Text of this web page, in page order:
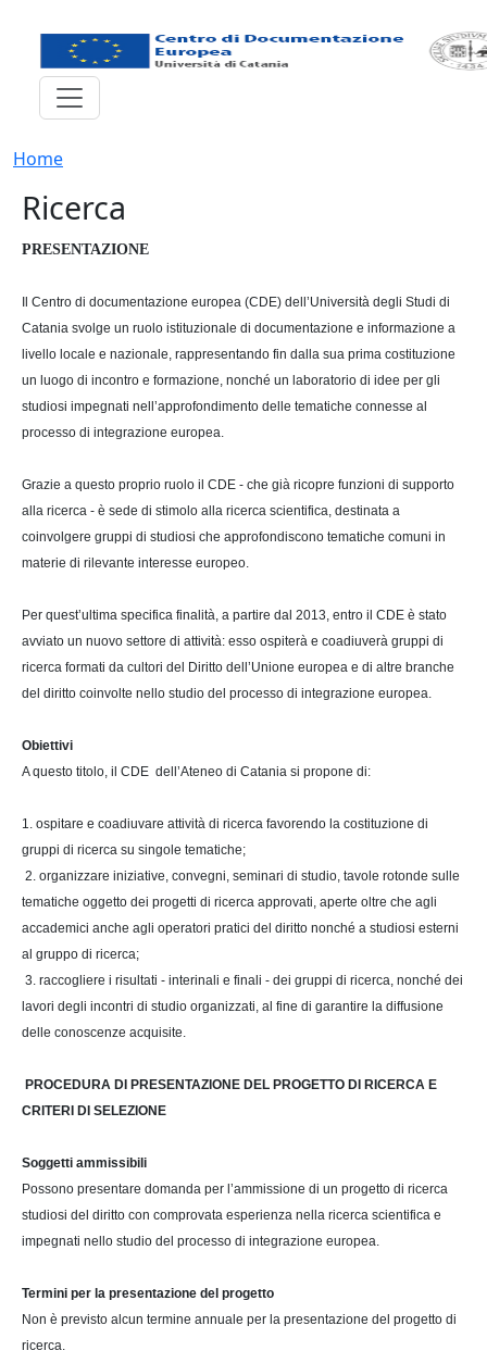
BRICIOLE DI PANE
Home
Ricerca
PRESENTAZIONE
Il Centro di documentazione europea (CDE) dell’Università degli Studi di
Catania svolge un ruolo istituzionale di documentazione e informazione a
livello locale e nazionale, rappresentando fin dalla sua prima costituzione
un luogo di incontro e formazione, nonché un laboratorio di idee per gli
studiosi impegnati nell’approfondimento delle tematiche connesse al
processo di integrazione europea.
Grazie a questo proprio ruolo il CDE - che già ricopre funzioni di supporto
alla ricerca - è sede di stimolo alla ricerca scientifica, destinata a
coinvolgere gruppi di studiosi che approfondiscono tematiche comuni in
materie di rilevante interesse europeo.
Per quest’ultima specifica finalità, a partire dal 2013, entro il CDE è stato
avviato un nuovo settore di attività: esso ospiterà e coadiuverà gruppi di
ricerca formati da cultori del Diritto dell’Unione europea e di altre branche
del diritto coinvolte nello studio del processo di integrazione europea.
Obiettivi
A questo titolo, il CDE dell’Ateneo di Catania si propone di:
1. ospitare e coadiuvare attività di ricerca favorendo la costituzione di
gruppi di ricerca su singole tematiche;
2. organizzare iniziative, convegni, seminari di studio, tavole rotonde sulle
tematiche oggetto dei progetti di ricerca approvati, aperte oltre che agli
accademici anche agli operatori pratici del diritto nonché a studiosi esterni
al gruppo di ricerca;
3. raccogliere i risultati - interinali e finali - dei gruppi di ricerca, nonché dei
lavori degli incontri di studio organizzati, al fine di garantire la diffusione
delle conoscenze acquisite.
PROCEDURA DI PRESENTAZIONE DEL PROGETTO DI RICERCA E
CRITERI DI SELEZIONE
Soggetti ammissibili
Possono presentare domanda per l’ammissione di un progetto di ricerca
studiosi del diritto con comprovata esperienza nella ricerca scientifica e
impegnati nello studio del processo di integrazione europea.
Termini per la presentazione del progetto
Non è previsto alcun termine annuale per la presentazione del progetto di
ricerca.